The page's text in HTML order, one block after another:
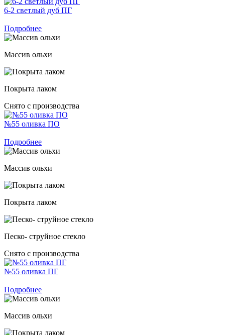
6-2 светлый дуб ПГ
Подробнее
Массив ольхи
Покрыта лаком
Снято с производства
№55 оливка ПО
Подробнее
Массив ольхи
Покрыта лаком
Песко- струйное стекло
Снято с производства
№55 оливка ПГ
Подробнее
Массив ольхи